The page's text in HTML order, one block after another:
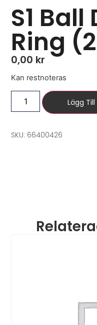
S1
Ring
0,00 kr
Kan restnoteras
Lägg
SKU: 66400426